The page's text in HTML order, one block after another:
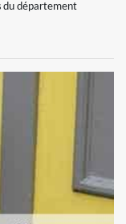
du département